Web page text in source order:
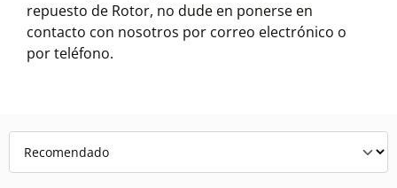
repuesto de Rotor, no dude en ponerse en
contacto con nosotros por correo electrónico o
por teléfono.